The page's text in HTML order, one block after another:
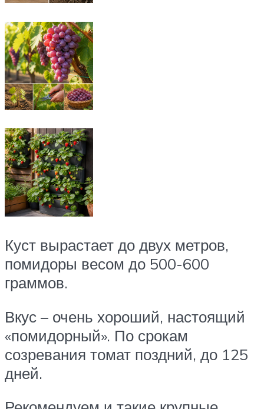
Куст вырастает до двух метров,
помидоры весом до 500-600
граммов.
Вкус – очень хороший, настоящий
«помидорный». По срокам
созревания томат поздний, до 125
дней.